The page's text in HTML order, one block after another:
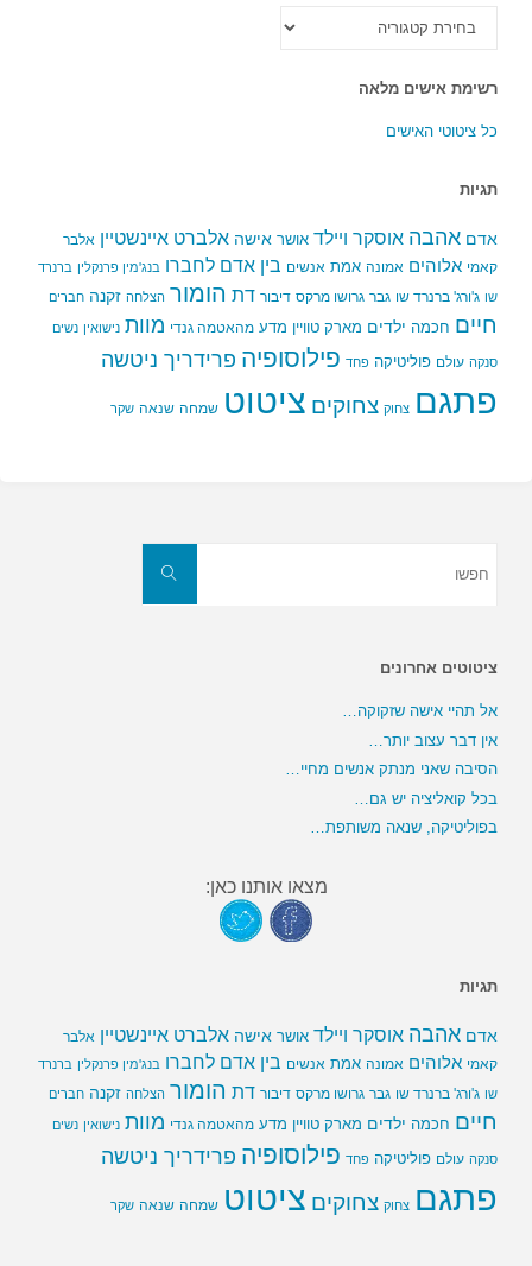
הקטגוריות
רשימת אישים מלאה
כל ציטוטי האישים
תגיות
אדם אהבה אוסקר ויילד אושר אישה אלברט איינשטיין אלבר
קאמי אלוהים אמונה אמת אנשים בין אדם לחברו בנג'מין פרנקלין ברנרד
שו ג'ורג' ברנרד שו גבר גרושו מרקס דיבור דת הומור הצלחה זקנה חברים
חיים חכמה ילדים מארק טוויין מדע מהאטמה גנדי מוות נישואין נשים
סנקה עולם פוליטיקה פחד פילוסופיה פרידריך ניטשה
פתגם צחוק צחוקים ציטוט שמחה שנאה שקר
חפשו
ציטוטים אחרונים
אל תהיי אישה שזקוקה…
אין דבר עצוב יותר…
הסיבה שאני מנתק אנשים מחיי…
בכל קואליציה יש גם…
בפוליטיקה, שנאה משותפת…
מצאו אותנו כאן:
תגיות
אדם אהבה אוסקר ויילד אושר אישה אלברט איינשטיין אלבר
קאמי אלוהים אמונה אמת אנשים בין אדם לחברו בנג'מין פרנקלין ברנרד
שו ג'ורג' ברנרד שו גבר גרושו מרקס דיבור דת הומור הצלחה זקנה חברים
חיים חכמה ילדים מארק טוויין מדע מהאטמה גנדי מוות נישואין נשים
סנקה עולם פוליטיקה פחד פילוסופיה פרידריך ניטשה
פתגם צחוק צחוקים ציטוט שמחה שנאה שקר